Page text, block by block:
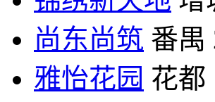
尚东尚筑 番禺
雅怡花园 花都